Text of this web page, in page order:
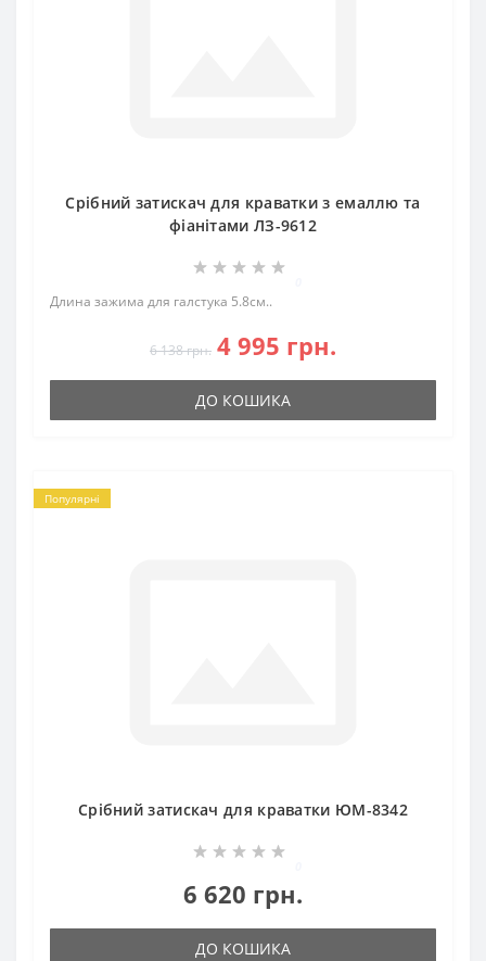
Срібний затискач для краватки з емаллю та
фіанітами ЛЗ-9612
Длина зажима для галстука 5.8см..
6 138 грн. 4 995 грн.
ДО КОШИКА
Популярні
Срібний затискач для краватки ЮМ-8342
6 620 грн.
ДО КОШИКА